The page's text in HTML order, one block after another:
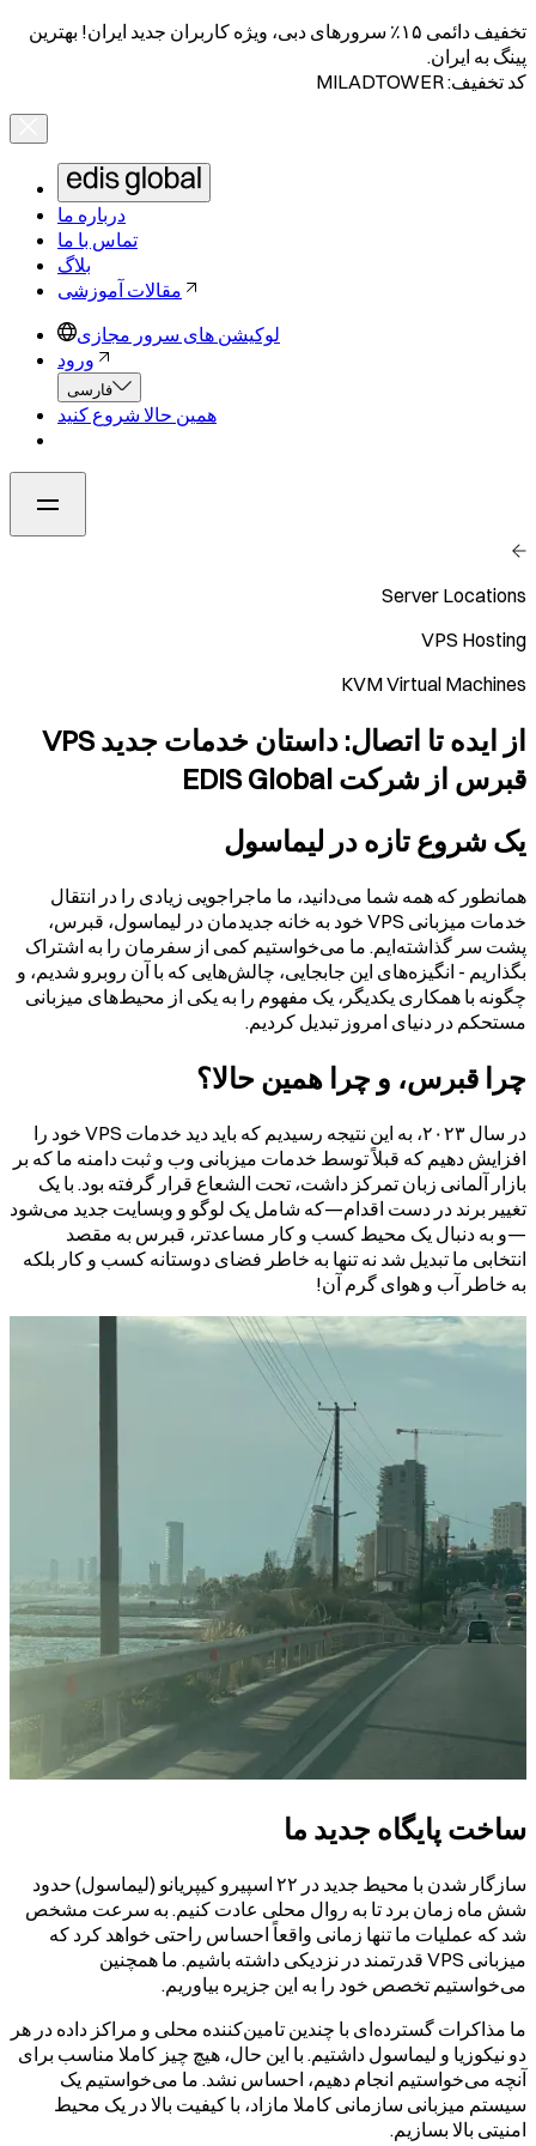
تخفیف دائمی ۱۵٪ سرورهای دبی، ویژه کاربران جدید ایران! بهترین
پینگ به ایران.
کد تخفیف: MILADTOWER
درباره ما
تماس با ما
بلاگ
مقالات آموزشی
لوکیشن های سرور مجازی
ورود
فارسی
همین حالا شروع کنید
Server Locations
VPS Hosting
KVM Virtual Machines
از ایده تا اتصال: داستان خدمات جدید VPS
قبرس از شرکت EDIS Global
یک شروع تازه در لیماسول
همانطور که همه شما می‌دانید، ما ماجراجویی زیادی را در انتقال
خدمات میزبانی VPS خود به خانه جدیدمان در لیماسول، قبرس،
پشت سر گذاشته‌ایم. ما می‌خواستیم کمی از سفرمان را به اشتراک
بگذاریم - انگیزه‌های این جابجایی، چالش‌هایی که با آن روبرو شدیم، و
چگونه با همکاری یکدیگر، یک مفهوم را به یکی از محیط‌های میزبانی
مستحکم‌ در دنیای امروز تبدیل کردیم.
چرا قبرس، و چرا همین حالا؟
در سال ۲۰۲۳، به این نتیجه رسیدیم که باید دید خدمات VPS خود را
افزایش دهیم که قبلاً توسط خدمات میزبانی وب و ثبت دامنه ما که بر
بازار آلمانی زبان تمرکز داشت، تحت الشعاع قرار گرفته بود. با یک
تغییر برند در دست اقدام—که شامل یک لوگو و وبسایت جدید می‌شود
—و به دنبال یک محیط کسب و کار مساعدتر، قبرس به مقصد
انتخابی ما تبدیل شد نه تنها به خاطر فضای دوستانه کسب و کار بلکه
به خاطر آب و هوای گرم آن!
ساخت پایگاه جدید ما
سازگار شدن با محیط جدید در ۲۲ اسپیرو کیپریانو (لیماسول) حدود
شش ماه زمان برد تا به روال محلی عادت کنیم. به سرعت مشخص
شد که عملیات ما تنها زمانی واقعاً احساس راحتی خواهد کرد که
میزبانی VPS قدرتمند در نزدیکی داشته باشیم. ما همچنین
می‌خواستیم تخصص خود را به این جزیره بیاوریم.
ما مذاکرات گسترده‌ای با چندین تامین‌کننده محلی و مراکز داده در هر
دو نیکوزیا و لیماسول داشتیم. با این حال، هیچ چیز کاملا مناسب برای
آنچه می‌خواستیم انجام دهیم، احساس نشد. ما می‌خواستیم یک
سیستم میزبانی سازمانی کاملا مازاد، با کیفیت بالا در یک محیط
امنیتی بالا بسازیم.